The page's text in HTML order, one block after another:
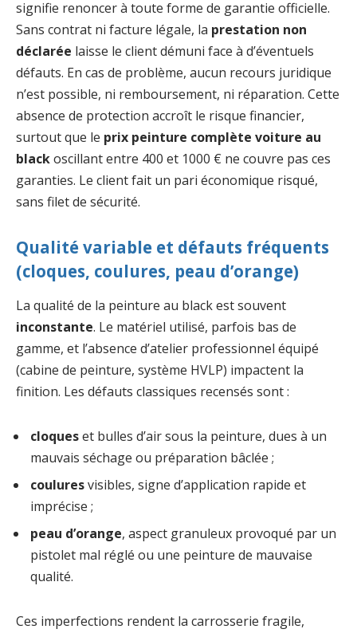
signifie renoncer à toute forme de garantie officielle.
Sans contrat ni facture légale, la prestation non
déclarée laisse le client démuni face à d’éventuels
défauts. En cas de problème, aucun recours juridique
n’est possible, ni remboursement, ni réparation. Cette
absence de protection accroît le risque financier,
surtout que le prix peinture complète voiture au
blackoscillant entre 400 et 1000 € ne couvre pas ces
garanties. Le client fait un pari économique risqué,
sans filet de sécurité.
Qualité variable et défauts fréquents
(cloques, coulures, peau d’orange)
La qualité de la peinture au black est souvent
inconstante. Le matériel utilisé, parfois bas de
gamme, et l’absence d’atelier professionnel équipé
(cabine de peinture, système HVLP) impactent la
finition. Les défauts classiques recensés sont :
cloqueset bulles d’air sous la peinture, dues à un
mauvais séchage ou préparation bâclée ;
couluresvisibles, signe d’application rapide et
imprécise ;
peau d’orange, aspect granuleux provoqué par un
pistolet mal réglé ou une peinture de mauvaise
qualité.
Ces imperfections rendent la carrosserie fragile,